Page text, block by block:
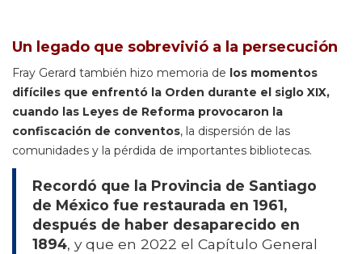
Un legado que sobrevivió a la persecución
Fray Gerard también hizo memoria de los momentos
difíciles que enfrentó la Orden durante el siglo XIX,
cuando las Leyes de Reforma provocaron la
confiscación de conventos, la dispersión de las
comunidades y la pérdida de importantes bibliotecas.
Recordó que la Provincia de Santiago
de México fue restaurada en 1961,
después de haber desaparecido en
1894, y que en 2022 el Capítulo General